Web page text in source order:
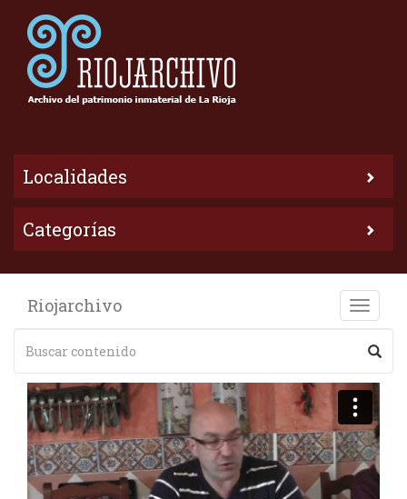
Localidades
Categorías
Toggle
Riojarchivo